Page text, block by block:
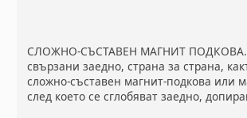
СЛОЖНО-СЪСТАВЕН МАГНИТ ПОДКОВА.
свързани заедно, страна за страна,
сложно-съставен магнит-подкова или
след което се сглобяват заедно,